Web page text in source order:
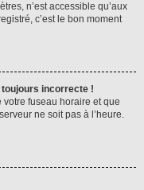
n’est accessible qu’aux
c’est le bon moment
toujours incorrecte !
votre fuseau horaire et que
ne soit pas à l’heure.